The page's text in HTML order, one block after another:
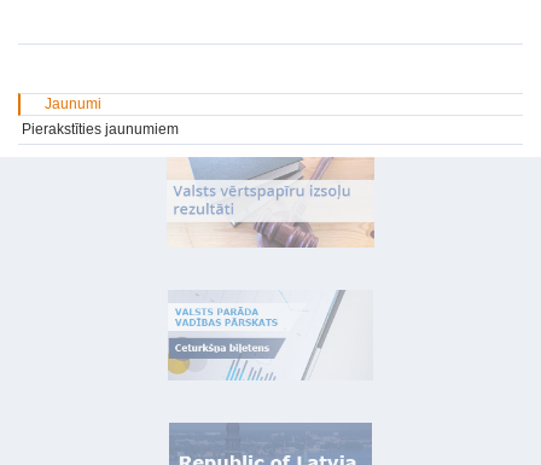
Jaunumi
Pierakstīties jaunumiem